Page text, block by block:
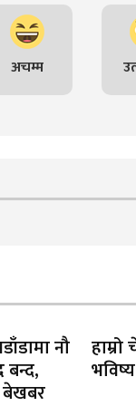
अचम्म
नौ
बन्द,
बेखबर
भविष्य